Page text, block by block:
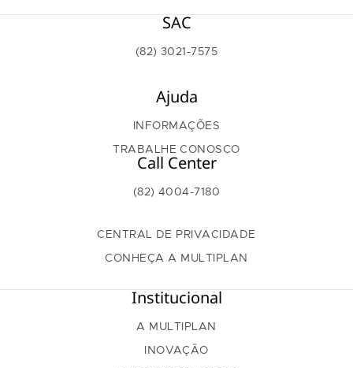
SAC
(82) 3021-7575
Ajuda
INFORMAÇÕES
TRABALHE CONOSCO
Call Center
(82) 4004-7180
CENTRAL DE PRIVACIDADE
CONHEÇA A MULTIPLAN
Institucional
A MULTIPLAN
INOVAÇÃO